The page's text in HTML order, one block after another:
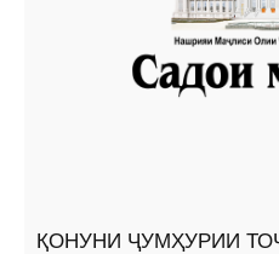
ҚОНУНИ ҶУМҲУРИИ